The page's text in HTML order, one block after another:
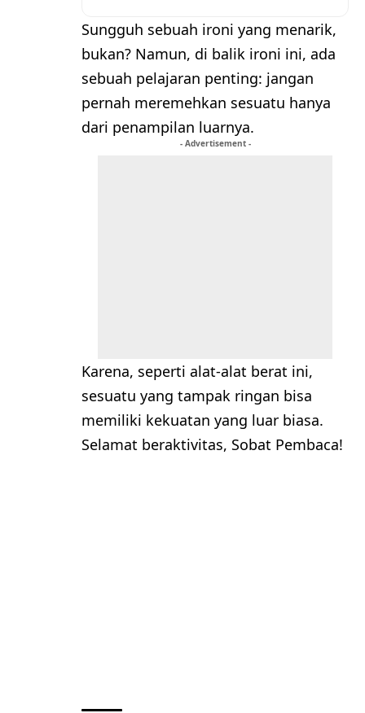
Sungguh sebuah ironi yang menarik,
bukan? Namun, di balik ironi ini, ada
sebuah pelajaran penting: jangan
pernah meremehkan sesuatu hanya
dari penampilan luarnya.
- Advertisement -
Karena, seperti alat-alat berat ini,
sesuatu yang tampak ringan bisa
memiliki kekuatan yang luar biasa.
Selamat beraktivitas, Sobat Pembaca!